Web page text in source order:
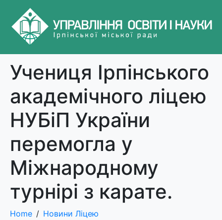
Учениця Ірпінського
академічного ліцею
НУБіП України
перемогла у
Міжнародному
турнірі з карате.
Home
Новини Ліцею